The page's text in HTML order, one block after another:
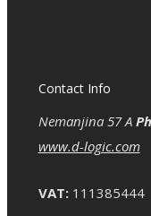
Contact Info
Nemanjina 57 A
www.d-logic.com
VAT:111385444